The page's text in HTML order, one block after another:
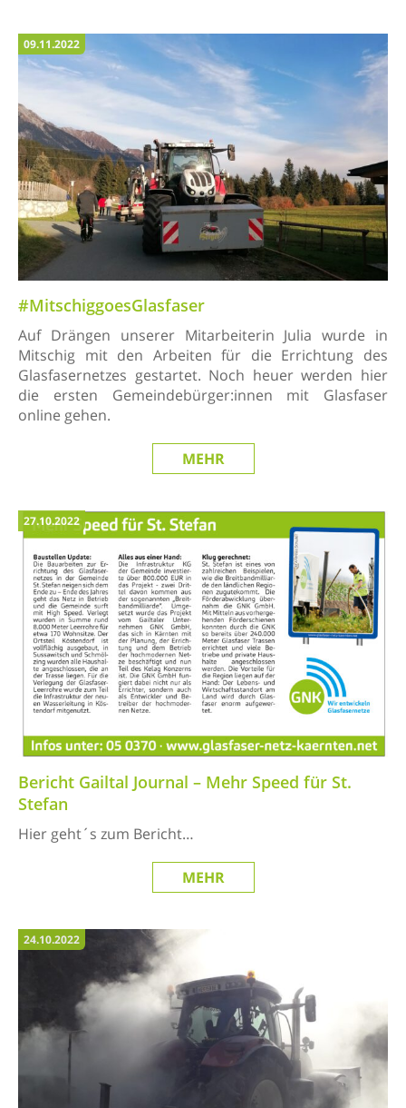
#MitschiggoesGlasfaser
09.11.2022
Auf Drängen unserer Mitarbeiterin Julia wurde in
Mitschig mit den Arbeiten für die Errichtung des
Glasfasernetzes gestartet. Noch heuer werden hier
die ersten Gemeindebürger:innen mit Glasfaser
online gehen.
MEHR
Bericht Gailtal Journal – Mehr Speed für St.
Stefan
27.10.2022
Hier geht´s zum Bericht…
MEHR
24.10.2022